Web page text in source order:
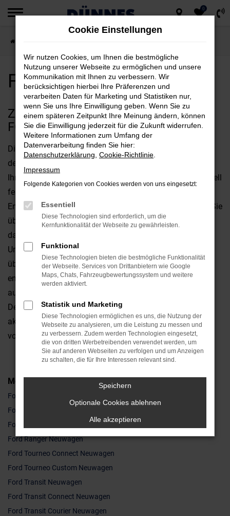
Zum
springen
0
Ford Neuwagen kaufen
ZAHLREICHE GRÜNDE FÜR EINEN
FORD NEUWAGEN
Die Vielfalt im Autohaus Dünnes zeigt sich vor allem bei
den Ford Neuwagen. Bei uns erhalten Sie die Möglichkeit,
Ihr Fahrzeug von Grund auf zu konfigurieren und individuell
festzulegen. Gerne stehen wir Ihnen in der
Entscheidungsphase Rede und Antwort und informieren Sie
über die vielfältigen Möglichkeiten. Welche Motorisierung
darf es sein? Welche Extras sind unbedingt erforderlich?
Und wo dürfen wir Ihnen eventuell mit einem
überzeugenden Paketpreis für Ihren Ford Neuwagen
entgegen kommen? Wir sind für Sie da und geben Ihnen
auch Tipps hinsichtlich Lackierung und all der anderen
Details. Beachten Sie dabei, dass Ford Neuwagen in der
aktuellen Generation natürlich auch in puncto Sicherheit
voll und ganz auf Höhe der Zeit sind.
Modelle
Ford Kuga Neuwagen
Ford Mustang Neuwagen
Ford Puma Neuwagen
Ford Ranger Neuwagen
Ford Tourneo Connect Neuwagen
Ford Tourneo Custom Neuwagen
Ford Transit Neuwagen
Ford Transit Connect Neuwagen
Ford Transit Courier Neuwagen
Cookie Einstellungen
Wir nutzen Cookies, um Ihnen die bestmögliche
Nutzung unserer Webseite zu ermöglichen und unsere
Kommunikation mit Ihnen zu verbessern. Wir
berücksichtigen hierbei Ihre Präferenzen und
verarbeiten Daten für Marketing und Statistiken nur,
wenn Sie uns Ihre Einwilligung geben. Wenn Sie zu
einem späteren Zeitpunkt Ihre Meinung ändern, können
Sie die Einwilligung jederzeit für die Zukunft widerrufen.
Weitere Informationen zum Umfang der
Datenverarbeitung finden Sie hier:
Datenschutzerklärung Cookie-Richtlinie
Impressum
Folgende Kategorien von Cookies werden von uns eingesetzt:
Essentiell
Diese Technologien sind erforderlich, um die
Kernfunktionalität der Webseite zu gewährleisten.
Funktional
Diese Technologien bieten die bestmögliche Funktionalität
der Webseite. Services von Drittanbietern wie Google
Maps, Chats, Fahrzeugbewertungssystem und weitere
werden aktiviert.
Statistik und Marketing
Diese Technologien ermöglichen es uns, die Nutzung der
Webseite zu analysieren, um die Leistung zu messen und
zu verbessern. Zudem werden Technologien eingesetzt,
die von dritten Werbetreibenden verwendet werden, um
Sie auf anderen Webseiten zu verfolgen und um Anzeigen
zu schalten, die für Ihre Interessen relevant sind.
Speichern
Optionale Cookies ablehnen
Alle akzeptieren